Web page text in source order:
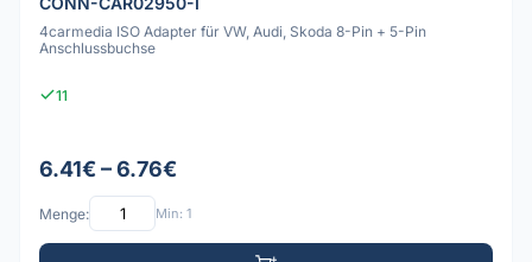
4carmedia ISO Adapter für VW, Audi, Skoda 8-Pin + 5-Pin
Anschlussbuchse
11
6.41€ – 6.76€
Menge: Min: 1